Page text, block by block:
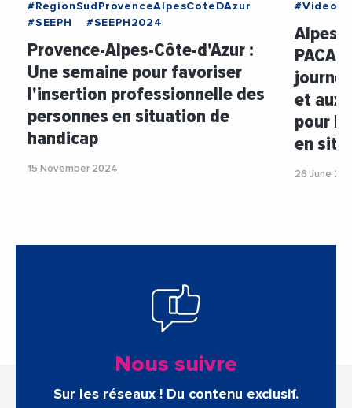
#RegionSudProvenceAlpesCoteDAzur
#SEEPH
#SEEPH2024
Provence-Alpes-Côte-d'Azur :
Une semaine pour favoriser
l'insertion professionnelle des
personnes en situation de
handicap
15 November 2024
#Videos
Alpes-
PACA
et aux
pour
en
26 June
Nous suivre
Sur les réseaux ! Du contenu exclusif.